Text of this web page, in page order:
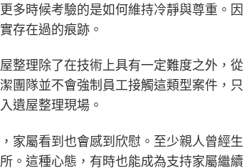
多時候考驗的是如何維持冷靜與尊重。因
存在過的痕跡。
整理除了在技術上具有一定難度之外，從
團隊並不會強制員工接觸這類型案件，只
遺屋整理現場。
家屬看到也會感到欣慰。至少親人曾經生
。這種心態，有時也能成為支持家屬繼續